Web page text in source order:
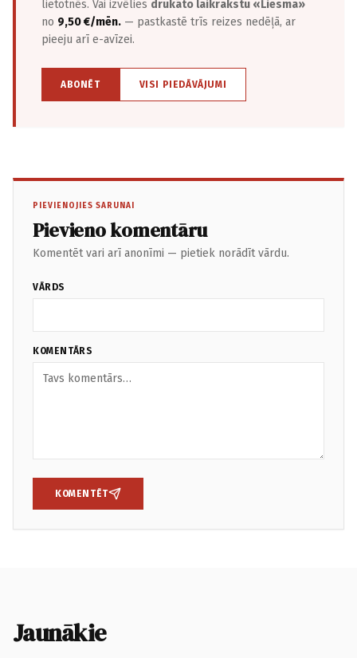
lietotnēs. Vai izvēlies drukāto laikrakstu «Liesma»
no 9,50 €/mēn. — pastkastē trīs reizes nedēļā, ar
pieeju arī e-avīzei.
ABONĒT VISI PIEDĀVĀJUMI
PIEVIENOJIES SARUNAI
Pievieno komentāru
Komentēt vari arī anonīmi — pietiek norādīt vārdu.
VĀRDS
KOMENTĀRS
KOMENTĒT
Jaunākie